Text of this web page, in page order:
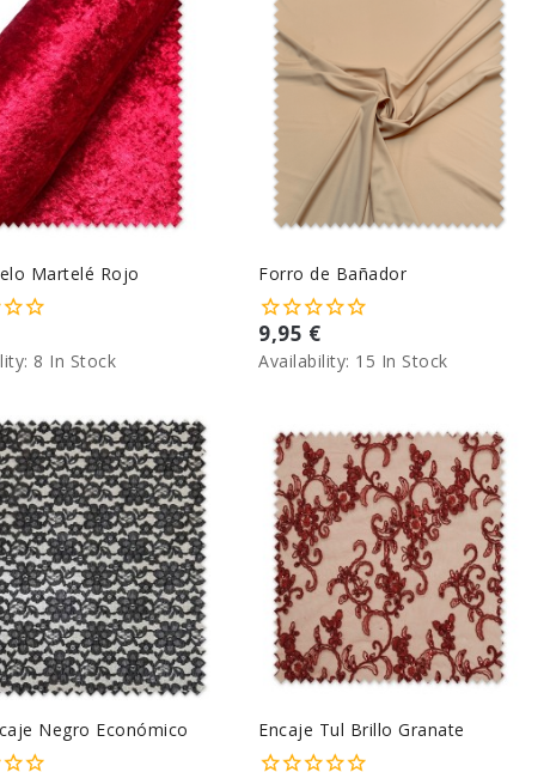
Martelé Rojo
8 In Stock
Forro de Bañador
9,95 €
Availability: 15 In Stock
Negro Económico Encaje Tul Brillo Granate